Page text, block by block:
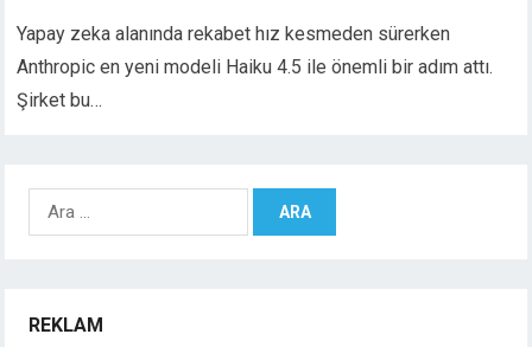
Yapay zeka alanında rekabet hız kesmeden sürerken
Anthropic en yeni modeli Haiku 4.5 ile önemli bir adım attı.
Şirket bu…
Arama:
REKLAM